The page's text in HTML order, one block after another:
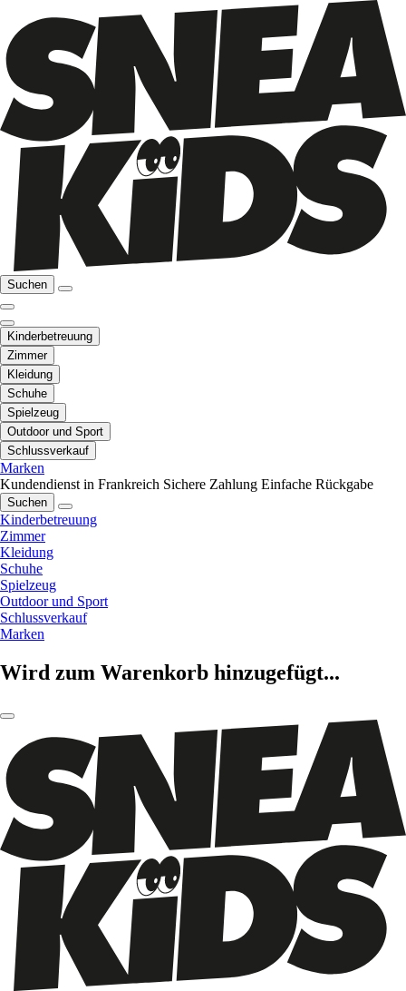
Suchen
Kinderbetreuung
Zimmer
Kleidung
Schuhe
Spielzeug
Outdoor und Sport
Schlussverkauf
Marken
Kundendienst in Frankreich Sichere Zahlung Einfache Rückgabe
Suchen
Kinderbetreuung
Zimmer
Kleidung
Schuhe
Spielzeug
Outdoor und Sport
Schlussverkauf
Marken
Wird zum Warenkorb hinzugefügt...